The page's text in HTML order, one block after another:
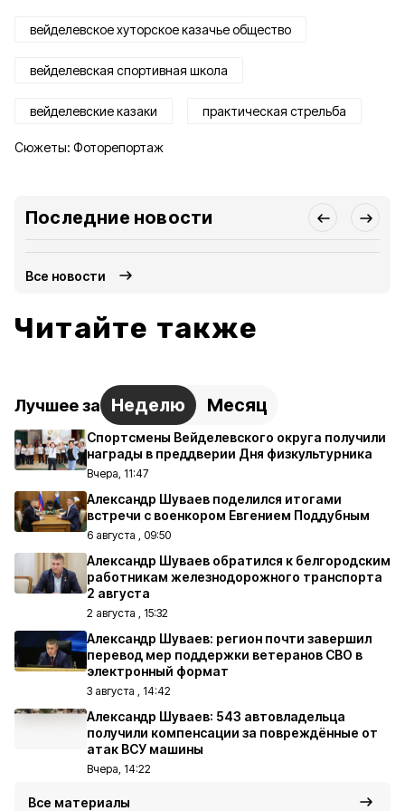
вейделевское хуторское казачье общество
вейделевская спортивная школа
вейделевские казаки практическая стрельба
Сюжеты: Фоторепортаж
Последние новости
Все новости
Читайте также
Лучшее за Неделю Месяц
Спортсмены Вейделевского округа получили
награды в преддверии Дня физкультурника
Вчера, 11:47
Александр Шуваев поделился итогами
встречи с военкором Евгением Поддубным
6 августа , 09:50
Александр Шуваев обратился к белгородским
работникам железнодорожного транспорта
2 августа
2 августа , 15:32
Александр Шуваев: регион почти завершил
перевод мер поддержки ветеранов СВО в
электронный формат
3 августа , 14:42
Александр Шуваев: 543 автовладельца
получили компенсации за повреждённые от
атак ВСУ машины
Вчера, 14:22
Все материалы